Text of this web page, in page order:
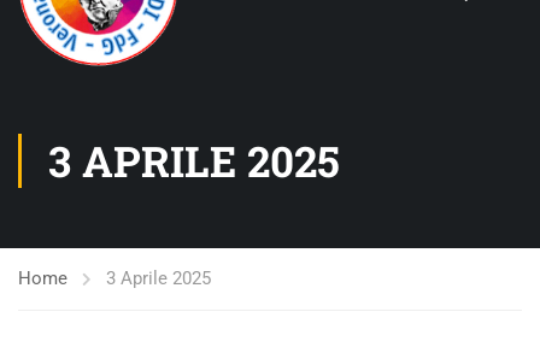
3 APRILE 2025
Home 3 Aprile 2025